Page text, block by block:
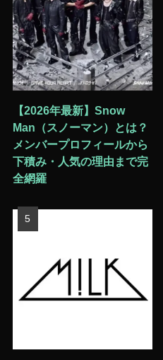
【2026年最新】Snow
Man（スノーマン）とは？
メンバープロフィールから
下積み・人気の理由まで完
全網羅